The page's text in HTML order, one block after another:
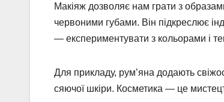
Макіяж дозволяє нам грати з
червоними губами. Він підкреслює
— експериментувати з кольорами і
Для прикладу, рум’яна додають
сяючої шкіри. Косметика — це